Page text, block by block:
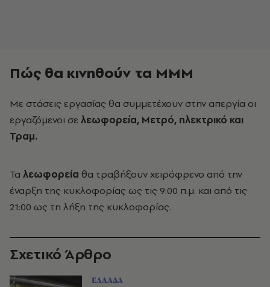
Πώς θα κινηθούν τα ΜΜΜ
Με στάσεις εργασίας θα συμμετέχουν στην απεργία οι
εργαζόμενοι σε λεωφορεία, Μετρό, ηλεκτρικό και
Τραμ.
Τα λεωφορεία θα τραβήξουν χειρόφρενο από την
έναρξη της κυκλοφορίας ως τις 9:00 π.μ. και από τις
21:00 ως τη λήξη της κυκλοφορίας.
Σχετικό Άρθρο
ΕΛΛΑΔΑ